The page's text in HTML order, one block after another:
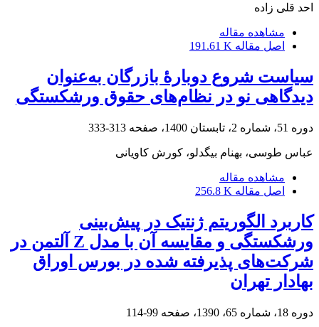
احد قلی زاده
مشاهده مقاله
اصل مقاله 191.61 K
سیاست شروع دوبارۀ بازرگان به‌عنوان
دیدگاهی نو در نظام‌های حقوق ورشکستگی
دوره 51، شماره 2، تابستان 1400، صفحه 313-333
عباس طوسی، بهنام بیگدلو، کورش کاویانی
مشاهده مقاله
اصل مقاله 256.8 K
کاربرد الگوریتم ژنتیک در پیش‌بینی
ورشکستگی و مقایسه آن با مدل Z آلتمن در
شرکت‌های پذیرفته شده در بورس اوراق
بهادار تهران
دوره 18، شماره 65، 1390، صفحه 99-114